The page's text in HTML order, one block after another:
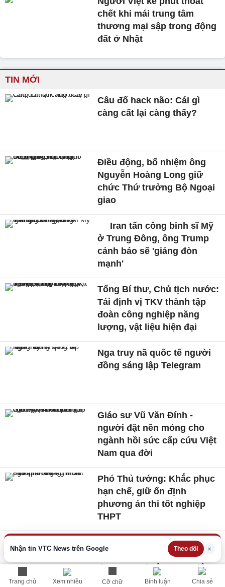
Trang chủ Xem nhiều Cỡ chữ Bình luận Chia sẻ
Nhận tin VTC News trên Google Theo dõi ×
chết khi mái trung tâm
thương mại sập trong động
đất ở Nhật
TIN MỚI
Câu đố hack não: Cái gì
càng cất lại càng thấy?
Điều động, bổ nhiệm ông
Nguyễn Hoàng Long giữ
chức Thứ trưởng Bộ Ngoại
giao
Iran tấn công binh sĩ Mỹ
ở Trung Đông, ông Trump
cảnh báo sẽ 'giáng đòn
mạnh'
Tổng Bí thư, Chủ tịch nước:
Tái định vị TKV thành tập
đoàn công nghiệp năng
lượng, vật liệu hiện đại
Nga truy nã quốc tế người
đồng sáng lập Telegram
Giáo sư Vũ Văn Đính -
người đặt nền móng cho
ngành hồi sức cấp cứu Việt
Nam qua đời
Phó Thủ tướng: Khắc phục
hạn chế, giữ ổn định
phương án thi tốt nghiệp
THPT
Người Việt kể phút thoát
chết khi mái trung tâm
thương mại sập trong động
đất ở Nhật